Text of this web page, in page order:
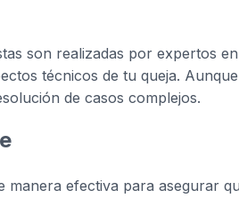
son realizadas por expertos
técnicos de tu queja. Aunque
de casos complejos.
manera efectiva para asegurar